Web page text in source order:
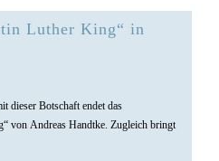
Luther King“ in
dieser Botschaft endet das
von Andreas Handtke. Zugleich bringt